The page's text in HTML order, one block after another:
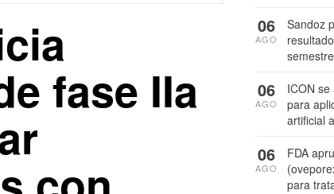
fase IIa
Sandoz
06
AGO
ICON
para
artificial
06
AGO
FDA
para
06
AGO